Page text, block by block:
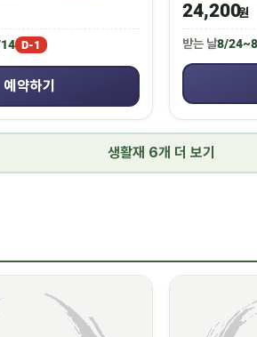
D-1
예약하기
24,200원
받는 날8/
생활재 6개 더 보기